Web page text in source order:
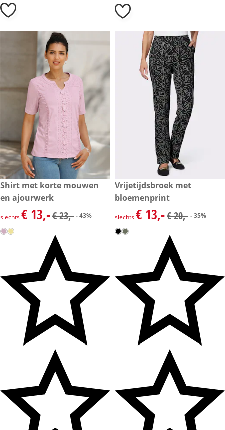
kortingsprijs: € 13,-, vorige prijs: € 23,-
- 43%
Shirt met korte mouwen
en ajourwerk
kortingsprijs: € 13,-, vorige prijs: € 23,-
slechts€ 13,-€ 23,- - 43%
kortingsprijs: € 13,-, vorige
- 35%
Vrijetijdsbroek met
bloemenprint
kortingsprijs: € 13,-, vorige
slechts€ 13,-€ 20,- - 35%